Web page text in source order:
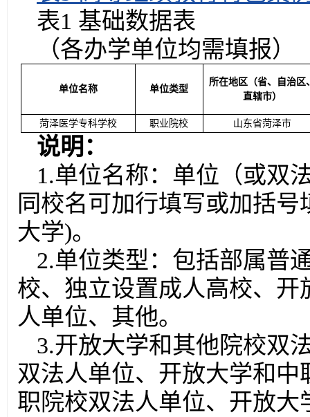
表1 基础数据表
（各办学单位均需填报）
单位名称 单位类型
所在地区（省、自治区
直辖市）
菏泽医学专科学校 职业院校 山东省菏泽市
说明：
1.单位名称：单位（或双
同校名可加行填写或加括
大学)。
2.单位类型：包括部属普
校、独立设置成人高校、
人单位、其他。
3.开放大学和其他院校双
双法人单位、开放大学和
职院校双法人单位、开放